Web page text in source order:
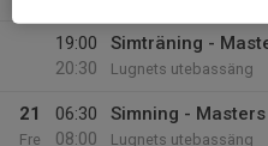
19:00
20:30
Simträning -
Lugnets utebassäng
21
Fre
06:30
08:00
Simning - Masters
Lugnets utebassäng